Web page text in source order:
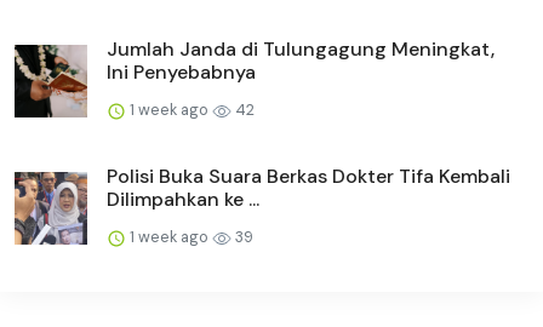
Jumlah Janda di Tulungagung Meningkat,
Ini Penyebabnya
1 week ago 42
Polisi Buka Suara Berkas Dokter Tifa Kembali
Dilimpahkan ke ...
1 week ago 39